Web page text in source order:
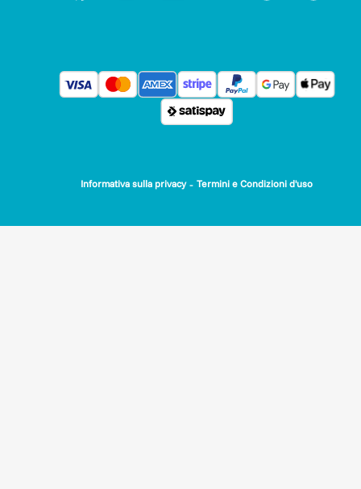
Informativa sulla privacy - Termini e Condizioni d'uso